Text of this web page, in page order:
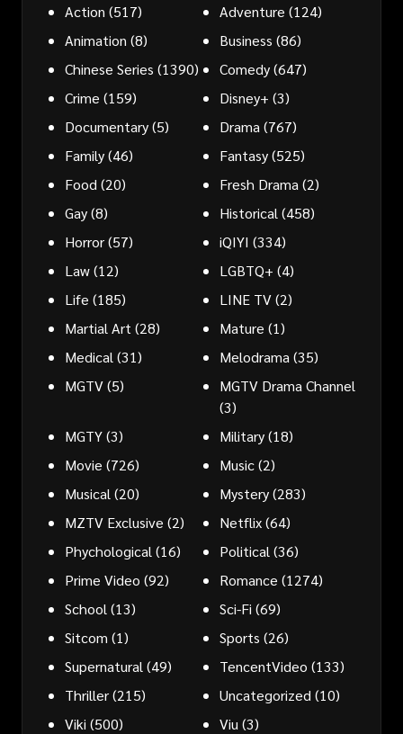
Action (517) Adventure (124)
Animation (8) Business (86)
Chinese Series (1390) Comedy(647)
Crime (159) Disney+ (3)
Documentary(5) Drama (767)
Family(46) Fantasy(525)
Food (20) Fresh Drama (2)
Gay(8) Historical (458)
Horror(57) iQIYI (334)
Law(12) LGBTQ+ (4)
Life (185) LINE TV(2)
Martial Art (28) Mature (1)
Medical (31) Melodrama (35)
MGTV(5)
MGTV Drama Channel
(3)
MGTY(3) Military(18)
Movie (726) Music(2)
Musical (20) Mystery(283)
MZTV Exclusive (2) Netflix(64)
Phychological (16) Political (36)
Prime Video (92) Romance (1274)
School (13) Sci-Fi (69)
Sitcom (1) Sports (26)
Supernatural (49) TencentVideo (133)
Thriller(215) Uncategorized (10)
Viki (500) Viu (3)